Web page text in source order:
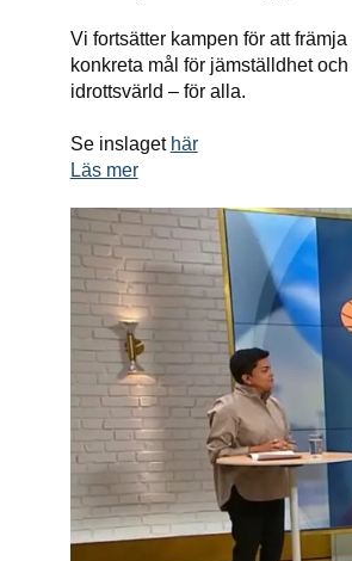
Vi fortsätter kampen för att
konkreta mål för jämställdhet
idrottsvärld – för alla.
Se inslaget här
Läs mer